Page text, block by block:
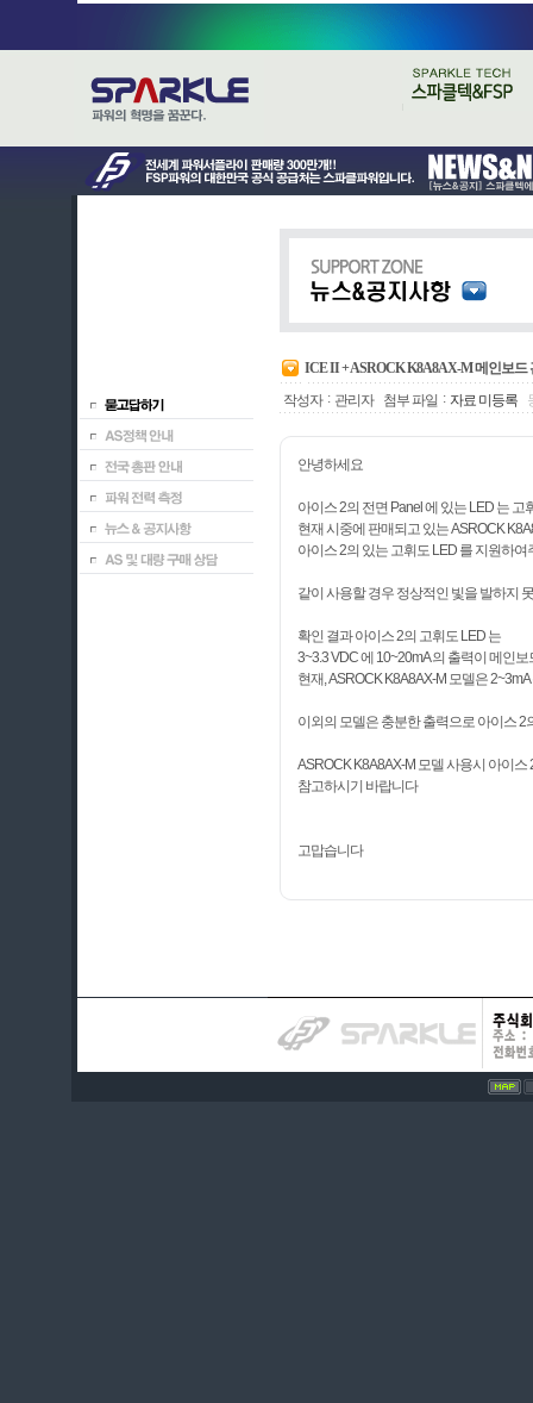
ICE II + ASROCK K8A8AX-M 메인보드
작성자 : 관리자 첨부 파일 : 자료 미등록
안녕하세요
아이스 2의 전면 Panel 에 있는 LED 는 고
현재 시중에 판매되고 있는 ASROCK
아이스 2의 있는 고휘도 LED 를 지원하여
같이 사용할 경우 정상적인 빛을 발하지
확인 결과 아이스 2의 고휘도 LED 는
3~3.3 VDC 에 10~20mA 의 출력이 메인
현재, ASROCK K8A8AX-M 모델은
이외의 모델은 충분한 출력으로 아이스
ASROCK K8A8AX-M 모델 사용시 아이
참고하시기 바랍니다
고맙습니다